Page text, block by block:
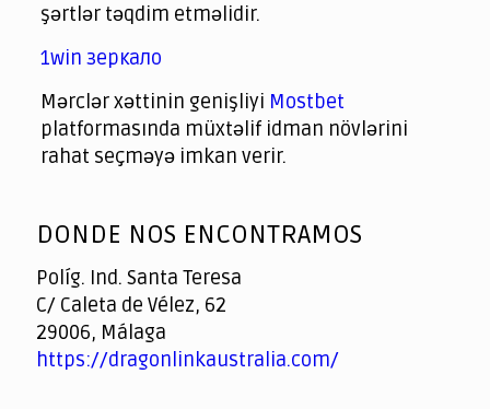
şərtlər təqdim etməlidir.
1win зеркало
Mərclər xəttinin genişliyi Mostbet
platformasında müxtəlif idman növlərini
rahat seçməyə imkan verir.
of
DONDE NOS ENCONTRAMOS
Políg. Ind. Santa Teresa
C/ Caleta de Vélez, 62
29006, Málaga
https://dragonlinkaustralia.com/